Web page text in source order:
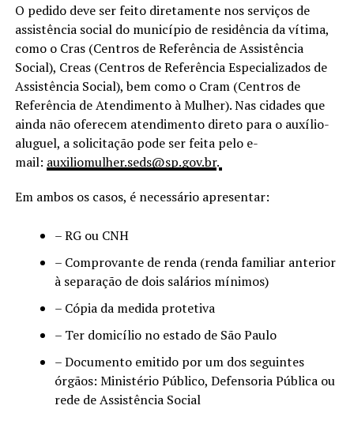
O pedido deve ser feito diretamente nos serviços de
assistência social do município de residência da vítima,
como o Cras (Centros de Referência de Assistência
Social), Creas (Centros de Referência Especializados de
Assistência Social), bem como o Cram (Centros de
Referência de Atendimento à Mulher). Nas cidades que
ainda não oferecem atendimento direto para o auxílio-
aluguel, a solicitação pode ser feita pelo e-
mail: auxiliomulher.seds@sp.gov.br.
Em ambos os casos, é necessário apresentar:
– RG ou CNH
– Comprovante de renda (renda familiar anterior
à separação de dois salários mínimos)
– Cópia da medida protetiva
– Ter domicílio no estado de São Paulo
– Documento emitido por um dos seguintes
órgãos: Ministério Público, Defensoria Pública ou
rede de Assistência Social